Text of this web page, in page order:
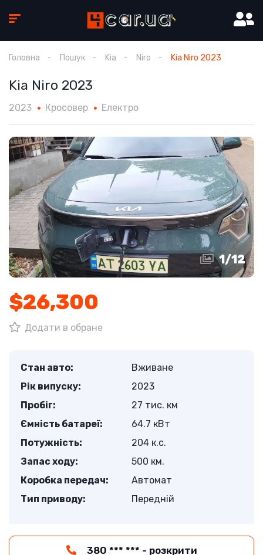
Головна Пошук Kia Niro Kia Niro 2023
Kia Niro 2023
2023 Кросовер Електро
1/12
$26,300
Додати в обране
Стан авто:
Вживане
Рік випуску:
2023
Пробіг:
27 тис. км
Ємність батареї:
64.7 кВт
Потужність:
204 к.с.
Запас ходу:
500 км.
Коробка передач:
Автомат
Тип приводу:
Передній
380 *** *** - розкрити